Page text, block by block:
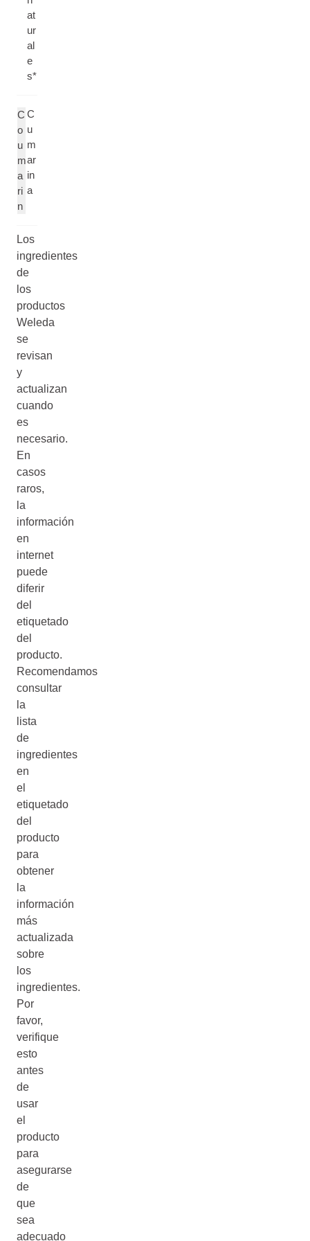
at
ur
al
e
s*
C
o
u
m
a
ri
n
C
u
m
ar
in
a
Los
ingredientes
de
los
productos
Weleda
se
revisan
y
actualizan
cuando
es
necesario.
En
casos
raros,
la
información
en
internet
puede
diferir
del
etiquetado
del
producto.
Recomendamos
consultar
la
lista
de
ingredientes
en
el
etiquetado
del
producto
para
obtener
la
información
más
actualizada
sobre
los
ingredientes.
Por
favor,
verifique
esto
antes
de
usar
el
producto
para
asegurarse
de
que
sea
adecuado